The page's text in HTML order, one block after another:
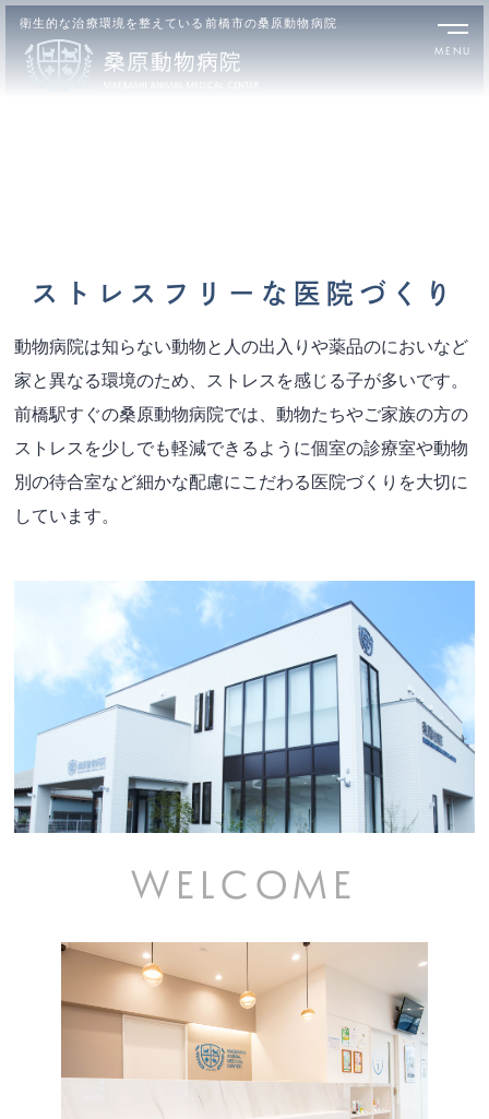
衛生的な治療環境を整えている前橋市の桑原動物病院
ストレスフリーな医院づくり
動物病院は知らない動物と人の出入りや薬品のにおいなど
家と異なる環境のため、 ストレスを感じる子が多いです。
前橋駅すぐの桑原動物病院では、動物たちやご家族の方の
ストレスを少しでも軽減できるように個室の診療室や動物
別の待合室など細かな配慮にこだわる医院づくりを大切に
しています。
WELCOME